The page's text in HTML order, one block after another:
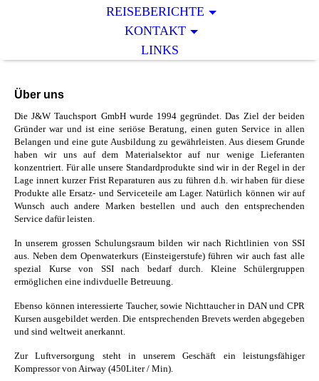
REISEBERICHTE
KONTAKT
LINKS
Über uns
Die J&W Tauchsport GmbH wurde 1994 gegründet. Das Ziel der beiden
Gründer war und ist eine seriöse Beratung, einen guten Service in allen
Belangen und eine gute Ausbildung zu gewährleisten. Aus diesem Grunde
haben wir uns auf dem Materialsektor auf nur wenige Lieferanten
konzentriert. Für alle unsere Standardprodukte sind wir in der Regel in der
Lage innert kurzer Frist Reparaturen aus zu führen d.h. wir haben für diese
Produkte alle Ersatz- und Serviceteile am Lager. Natürlich können wir auf
Wunsch auch andere Marken bestellen und auch den entsprechenden
Service dafür leisten.
In unserem grossen Schulungsraum bilden wir nach Richtlinien von SSI
aus. Neben dem Openwaterkurs (Einsteigerstufe) führen wir auch fast alle
spezial Kurse von SSI nach bedarf durch. Kleine Schülergruppen
ermöglichen eine indivduelle Betreuung.
Ebenso können interessierte Taucher, sowie Nichttaucher in DAN und CPR
Kursen ausgebildet werden. Die entsprechenden Brevets werden abgegeben
und sind weltweit anerkannt.
Zur Luftversorgung steht in unserem Geschäft ein leistungsfähiger
Kompressor von Airway (450Liter / Min).